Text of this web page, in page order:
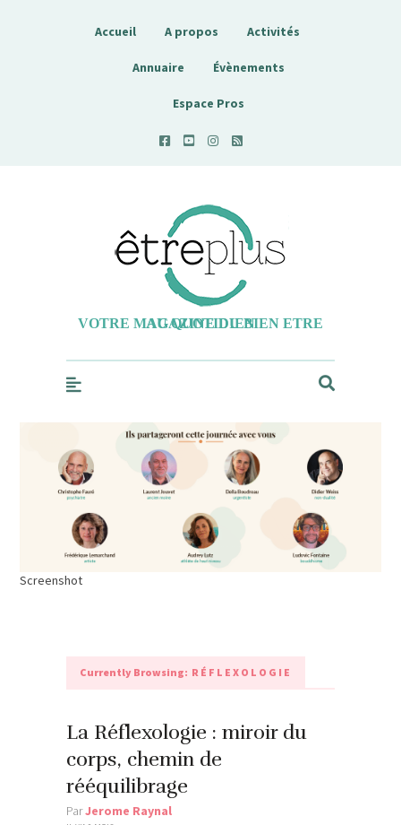
Accueil A propos Activités
Annuaire Évènements
Espace Pros
Etreplus
VOTRE MAGAZINE DU BIEN ETRE AU QUOTIDIEN
Screenshot
Currently Browsing: RÉFLEXOLOGIE
La Réflexologie : miroir du
corps, chemin de
rééquilibrage
ParJerome Raynal